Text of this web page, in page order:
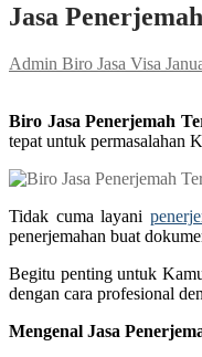
Jasa
Admin Biro Jasa Visa
Biro Jasa Penerjemah
tepat untuk permasalahan
Tidak cuma layani
penerjemahan buat
Begitu penting untuk
dengan cara profesional
Mengenal Jasa